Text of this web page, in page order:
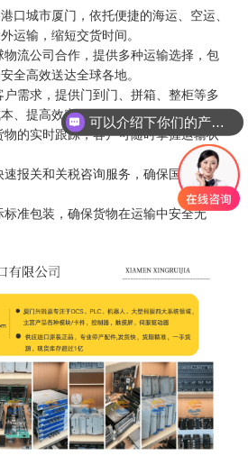
口城市厦门，依托便捷的海运、空运、
运输，缩短交货时间。
物流公司合作，提供多种运输选择，包
全高效送达全球各地。
户需求，提供门到门、拼箱、整柜等多
、提高效率。
物的实时跟踪，客户可随时掌握运输状
速报关和关税咨询服务，确保国际货物
标准包装，确保货物在运输中安全无
可以介绍下你们的产品么